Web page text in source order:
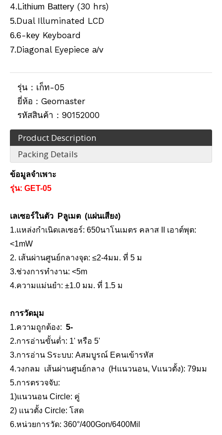
4.Lithium Battery (30 hrs)
5.Dual Illuminated LCD
6.6-key Keyboard
7.Diagonal Eyepiece a/v
รุ่น： เก็ท-05
ยี่ห้อ： Geomaster
รหัสสินค้า： 90152000
Product Description
Packing Details
ข้อมูลจำเพาะ
รุ่น: GET-05
เลเซอร์ในตัว Pลูเมต (แผ่นเสียง)
1.แหล่งกำเนิดเลเซอร์: 650นาโนเมตร คลาส II เอาต์พุต:
<1mW
2. เส้นผ่านศูนย์กลางจุด: ≤2-4มม. ที่ 5 ม
3.ช่วงการทำงาน: <5m
4.ความแม่นยำ: ±1.0 มม. ที่ 1.5 ม
การวัดมุม
1.ความถูกต้อง: 5-
2.การอ่านขั้นต่ำ: 1' หรือ 5'
3.การอ่าน Sระบบ: Aสมบูรณ์ Eคนเข้ารหัส
4.วงกลม
เส้นผ่านศูนย์กลาง (H แนวนอน, Vแนวตั้ง): 79มม
5.การตรวจจับ:
1)แนวนอน Circle: คู่
2) แนวตั้ง Circle: โสด
6.หน่วยการวัด: 360°/400Gon/6400Mil